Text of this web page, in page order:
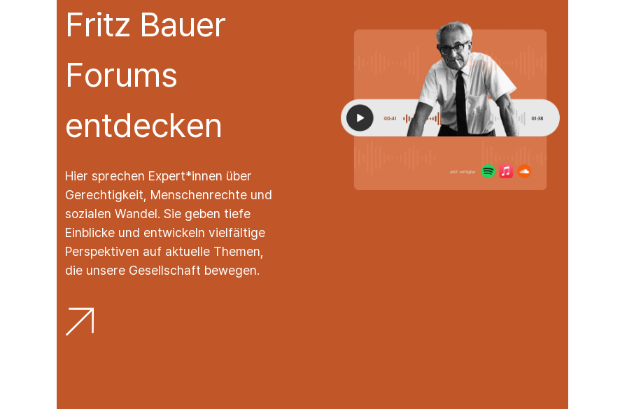
Fritz Bauer
Forums
entdecken
Hier sprechen Expert*innen über
Gerechtigkeit, Menschenrechte und
sozialen Wandel. Sie geben tiefe
Einblicke und entwickeln vielfältige
Perspektiven auf aktuelle Themen,
die unsere Gesellschaft bewegen.